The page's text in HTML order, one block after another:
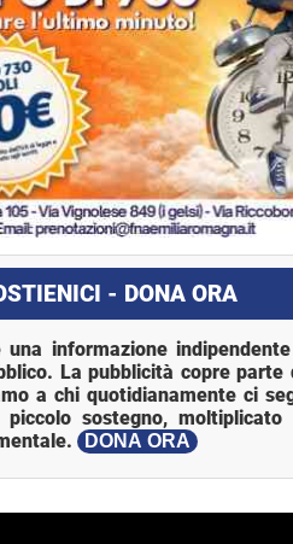
- DONA ORA
informazione
La pubblicità copre parte
a chi quotidianamente ci
sostegno,
DONA ORA